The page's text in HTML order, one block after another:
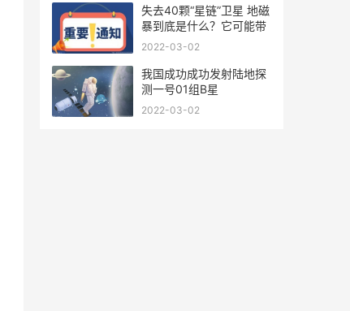
失去40颗“星链”卫星 地磁
暴到底是什么？它可能带
2022-03-02
我国成功成功发射陆地探
测一号01组B星
2022-03-02